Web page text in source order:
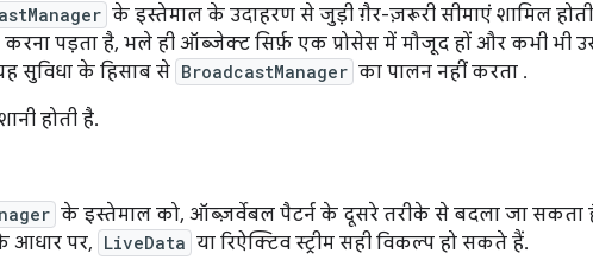
के इस्तेमाल के उदाहरण से जुड़ी ग़ैर-ज़रूरी सीमाएं शामिल
पड़ता है, भले ही ऑब्जेक्ट सिर्फ़ एक प्रोसेस में मौजूद हों और कभी भी
सुविधा के हिसाब से BroadcastManager का पालन नहीं करता .
होती है.
के इस्तेमाल को, ऑब्ज़र्वेबल पैटर्न के दूसरे तरीके से बदला जा
आधार पर, LiveData या रिऐक्टिव स्ट्रीम सही विकल्प हो सकते हैं.